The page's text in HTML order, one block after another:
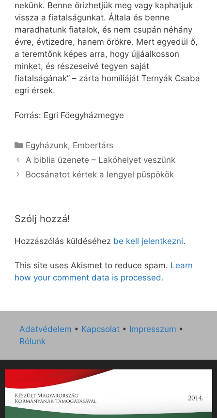
nekünk. Benne őrizhetjük meg vagy kaphatjuk
vissza a fiatalságunkat. Általa és benne
maradhatunk fiatalok, és nem csupán néhány
évre, évtizedre, hanem örökre. Mert egyedül ő,
a teremtőnk képes arra, hogy újjáalkosson
minket, és részeseivé tegyen saját
fiatalságának” – zárta homíliáját Ternyák Csaba
egri érsek.
Forrás: Egri Főegyházmegye
Kategória
Egyházunk, Embertárs
A biblia üzenete – Lakóhelyet veszünk
Bocsánatot kértek a lengyel püspökök
Szólj hozzá!
Hozzászólás küldéséhez be kell jelentkezni.
This site uses Akismet to reduce spam. Learn
how your comment data is processed.
Adatvédelem • Kapcsolat • Impresszum •
Rólunk